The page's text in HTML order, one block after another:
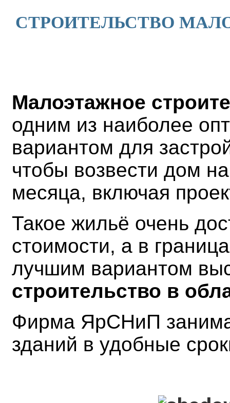
СТРОИТЕЛЬСТВО
Малоэтажное
одним из наиболее
вариантом для
чтобы возвести дом
месяца, включая
Такое жильё очень
стоимости, а в
лучшим вариантом
строительство в
Фирма ЯрСНиП
зданий в удобные